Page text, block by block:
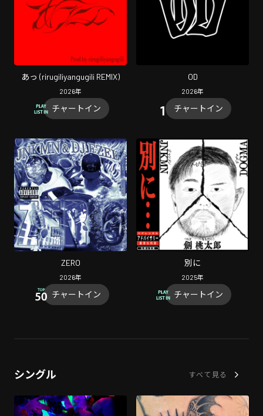
あっ (rirugiliyangugili REMIX)
2026年
チャートイン
OD
2026年
チャートイン
ZERO
2026年
チャートイン
別に
2025年
チャートイン
シングル すべて見る